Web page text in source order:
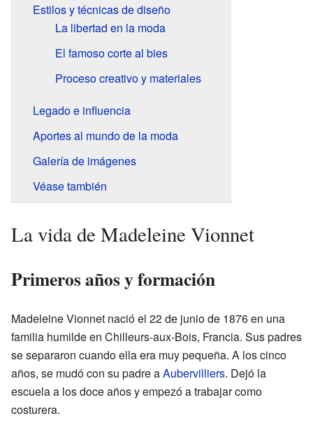
Estilos y técnicas de diseño
La libertad en la moda
El famoso corte al bies
Proceso creativo y materiales
Legado e influencia
Aportes al mundo de la moda
Galería de imágenes
Véase también
La vida de Madeleine Vionnet
Primeros años y formación
Madeleine Vionnet nació el 22 de junio de 1876 en una
familia humilde en Chilleurs-aux-Bois, Francia. Sus padres
se separaron cuando ella era muy pequeña. A los cinco
años, se mudó con su padre aAubervilliers. Dejó la
escuela a los doce años y empezó a trabajar como
costurera.